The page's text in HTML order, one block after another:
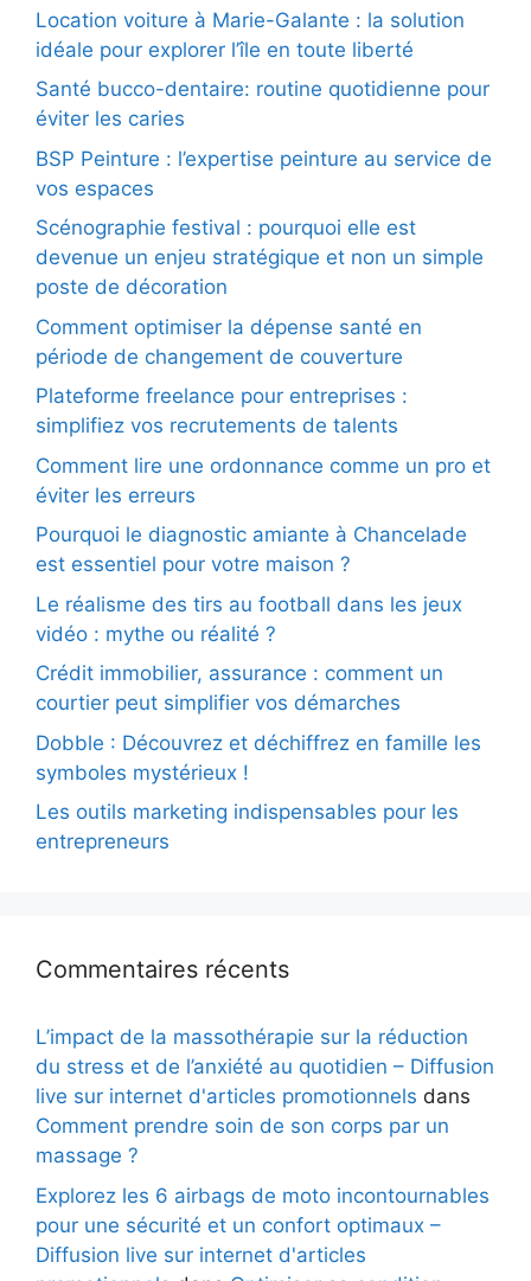
Location voiture à Marie-Galante : la solution
idéale pour explorer l’île en toute liberté
Santé bucco-dentaire: routine quotidienne pour
éviter les caries
BSP Peinture : l’expertise peinture au service de
vos espaces
Scénographie festival : pourquoi elle est
devenue un enjeu stratégique et non un simple
poste de décoration
Comment optimiser la dépense santé en
période de changement de couverture
Plateforme freelance pour entreprises :
simplifiez vos recrutements de talents
Comment lire une ordonnance comme un pro et
éviter les erreurs
Pourquoi le diagnostic amiante à Chancelade
est essentiel pour votre maison ?
Le réalisme des tirs au football dans les jeux
vidéo : mythe ou réalité ?
Crédit immobilier, assurance : comment un
courtier peut simplifier vos démarches
Dobble : Découvrez et déchiffrez en famille les
symboles mystérieux !
Les outils marketing indispensables pour les
entrepreneurs
Commentaires récents
L’impact de la massothérapie sur la réduction
du stress et de l’anxiété au quotidien – Diffusion
live sur internet d'articles promotionnels dans
Comment prendre soin de son corps par un
massage ?
Explorez les 6 airbags de moto incontournables
pour une sécurité et un confort optimaux –
Diffusion live sur internet d'articles